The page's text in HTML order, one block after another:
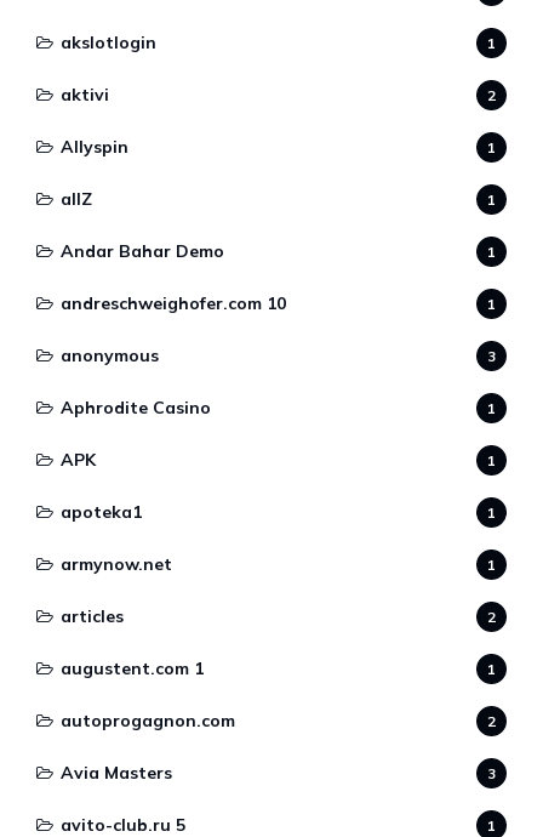
akslotlogin 1
aktivi 2
Allyspin 1
allZ 1
Andar Bahar Demo 1
andreschweighofer.com 10 1
anonymous 3
Aphrodite Casino 1
APK 1
apoteka1 1
armynow.net 1
articles 2
augustent.com 1 1
autoprogagnon.com 2
Avia Masters 3
avito-club.ru 5 1